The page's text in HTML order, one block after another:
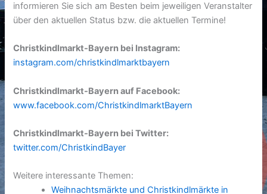
informieren Sie sich am Besten beim jeweiligen Veranstalter
über den aktuellen Status bzw. die aktuellen Termine!
Christkindlmarkt-Bayern bei Instagram:
instagram.com/christkindlmarktbayern
Christkindlmarkt-Bayern auf Facebook:
www.facebook.com/ChristkindlmarktBayern
Christkindlmarkt-Bayern bei Twitter:
twitter.com/ChristkindBayer
Weitere interessante Themen:
Weihnachtsmärkte und Christkindlmärkte in